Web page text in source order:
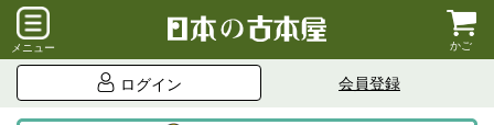
メニュー かご
ログイン 会員登録